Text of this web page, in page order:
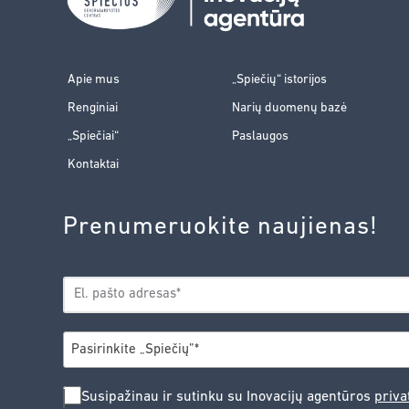
Apie mus „Spiečių“ istorijos
Renginiai Narių duomenų bazė
„Spiečiai“ Paslaugos
Kontaktai
Prenumeruokite naujienas!
EL.
PAŠTAS*
MIESTAS*
Pasirinkite „Spiečių”*
SUSIPAŽINAU
Susipažinau ir sutinku su Inovacijų agentūros